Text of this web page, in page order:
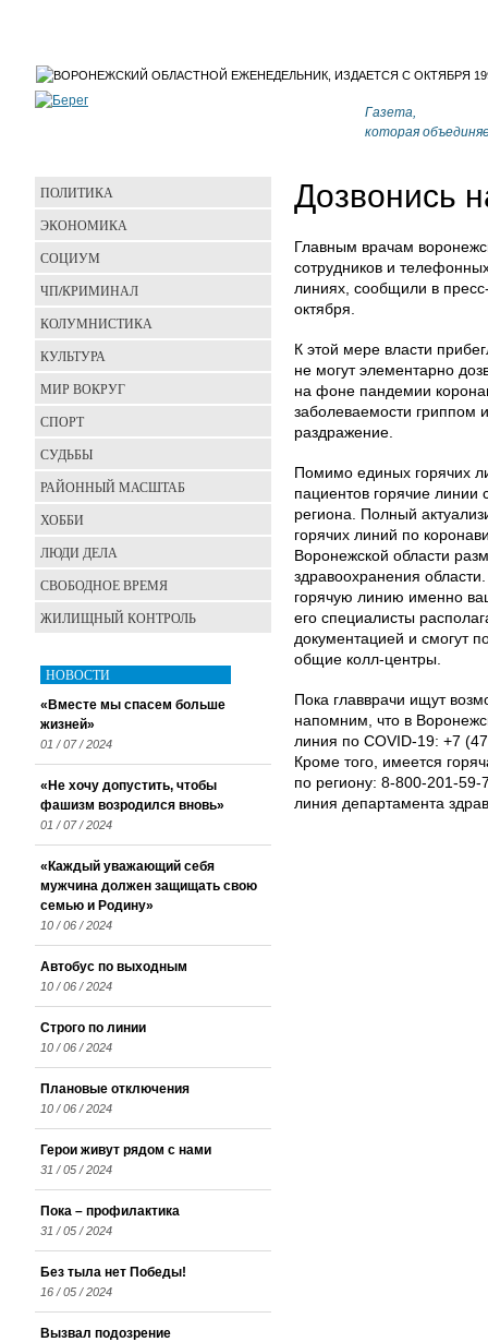
Газета,
которая
Дозвонись
Главным врачам
сотрудников и
линиях, сообщили в
октября.
К этой мере власти
не могут элементарно
на фоне пандемии
заболеваемости гриппом
раздражение.
Помимо единых горячих
пациентов горячие линии
региона. Полный
горячих линий по
Воронежской области
здравоохранения
горячую линию именно
его специалисты
документацией и смогут
общие колл-центры.
Пока главврачи ищут
напомним, что в
линия по COVID-19: +7
Кроме того, имеется
по региону: 8-800-201-
линия департамента
ПОЛИТИКА
ЭКОНОМИКА
СОЦИУМ
ЧП/КРИМИНАЛ
КОЛУМНИСТИКА
КУЛЬТУРА
МИР ВОКРУГ
СПОРТ
СУДЬБЫ
РАЙОННЫЙ МАСШТАБ
ХОББИ
ЛЮДИ ДЕЛА
СВОБОДНОЕ ВРЕМЯ
ЖИЛИЩНЫЙ КОНТРОЛЬ
НОВОСТИ
«Вместе мы спасем больше
жизней»
01 / 07 / 2024
«Не хочу допустить, чтобы
фашизм возродился вновь»
01 / 07 / 2024
«Каждый уважающий себя
мужчина должен защищать свою
семью и Родину»
10 / 06 / 2024
Автобус по выходным
10 / 06 / 2024
Строго по линии
10 / 06 / 2024
Плановые отключения
10 / 06 / 2024
Герои живут рядом с нами
31 / 05 / 2024
Пока – профилактика
31 / 05 / 2024
Без тыла нет Победы!
16 / 05 / 2024
Вызвал подозрение